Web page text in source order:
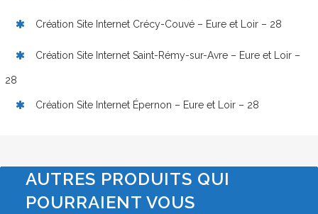
Création Site Internet Crécy-Couvé – Eure et Loir – 28
Création Site Internet Saint-Rémy-sur-Avre – Eure et Loir –
28
Création Site Internet Épernon – Eure et Loir – 28
AUTRES PRODUITS QUI
POURRAIENT VOUS